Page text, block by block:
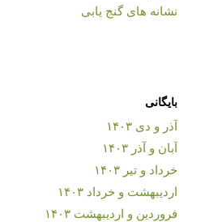
نشانه های گنج یابی
بایگانی
آذر و دی ۱۴۰۳
آبان و آذر ۱۴۰۳
خرداد و تیر ۱۴۰۳
اردیبهشت و خرداد ۱۴۰۳
فروردین و اردیبهشت ۱۴۰۳